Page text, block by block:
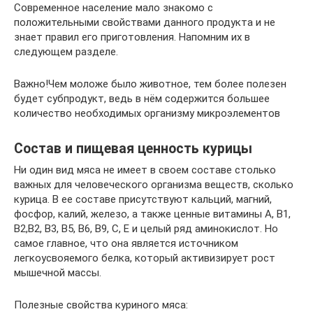
Современное население мало знакомо с
положительными свойствами данного продукта и не
знает правил его приготовления. Напомним их в
следующем разделе.
Важно!Чем моложе было животное, тем более полезен
будет субпродукт, ведь в нём содержится большее
количество необходимых организму микроэлементов
Состав и пищевая ценность курицы
Ни один вид мяса не имеет в своем составе столько
важных для человеческого организма веществ, сколько
курица. В ее составе присутствуют кальций, магний,
фосфор, калий, железо, а также ценные витамины А, В1,
В2,В2, В3, В5, В6, В9, С, Е и целый ряд аминокислот. Но
самое главное, что она является источником
легкоусвояемого белка, который активизирует рост
мышечной массы.
Полезные свойства куриного мяса: